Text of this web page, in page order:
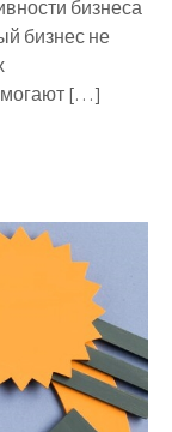
бизнеса
бизнес не
[…]